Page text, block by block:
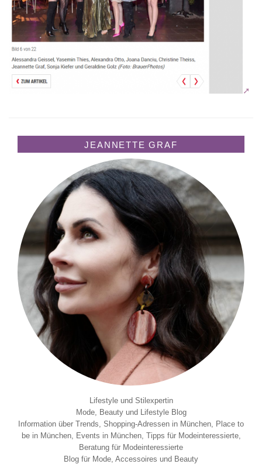
JEANNETTE GRAF
Lifestyle und Stilexpertin
Mode, Beauty und Lifestyle Blog
Information über Trends, Shopping-Adressen in München, Place to
be in München, Events in München, Tipps für Modeinteressierte,
Beratung für Modeinteressierte
Blog für Mode, Accessoires und Beauty